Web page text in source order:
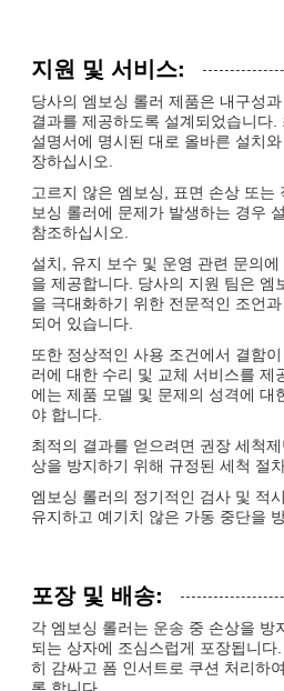
지원 및 서비스:
당사의 엠보싱 롤러 제품은 내구성
결과를 제공하도록 설계되었습니다
설명서에 명시된 대로 올바른 설치
장하십시오.
고르지 않은 엠보싱, 표면 손상 또는
보싱 롤러에 문제가 발생하는 경우
참조하십시오.
설치, 유지 보수 및 운영 관련 문의
을 제공합니다. 당사의 지원 팀은 엠
을 극대화하기 위한 전문적인 조언
되어 있습니다.
또한 정상적인 사용 조건에서 결함
러에 대한 수리 및 교체 서비스를 제
에는 제품 모델 및 문제의 성격에 대
야 합니다.
최적의 결과를 얻으려면 권장 세척
상을 방지하기 위해 규정된 세척 절
엠보싱 롤러의 정기적인 검사 및 적
유지하고 예기치 않은 가동 중단을
포장 및 배송:
각 엠보싱 롤러는 운송 중 손상을 방
되는 상자에 조심스럽게 포장됩니
히 감싸고 폼 인서트로 쿠션 처리하